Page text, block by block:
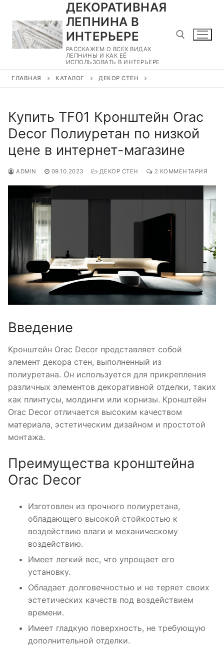
содержимому
ДЕКОРАТИВНАЯ
ЛЕПНИНА В
ИНТЕРЬЕРЕ
РАССКАЖЕМ О ВСЕХ ВИДАХ
ЛЕПНИНЫ И КАК ЕЁ
ИСПОЛЬЗОВАТЬ В ИНТЕРЬЕРЕ
ГЛАВНАЯ КАТАЛОГ ДЕКОР СТЕН
Купить TF01 Кронштейн Orac
Decor Полиуретан по низкой
цене в интернет-магазине
ADMIN 09.10.2023 ДЕКОР СТЕН 2 КОММЕНТАРИЯ
Введение
Кронштейн Orac Decor представляет собой
элемент декора стен, выполненный из
полиуретана. Он используется для прикрепления
различных элементов декоративной отделки, таких
как плинтусы, молдинги или корнизы. Кронштейн
Orac Decor отличается высоким качеством
материала, эстетическим дизайном и простотой
монтажа.
Преимущества кронштейна
Orac Decor
Изготовлен из прочного полиуретана,
обладающего высокой стойкостью к
воздействию влаги и механическому
воздействию.
Имеет легкий вес, что упрощает его
установку.
Обладает долговечностью и не теряет своих
эстетических качеств под воздействием
времени.
Имеет гладкую поверхность, не требующую
дополнительной отделки.